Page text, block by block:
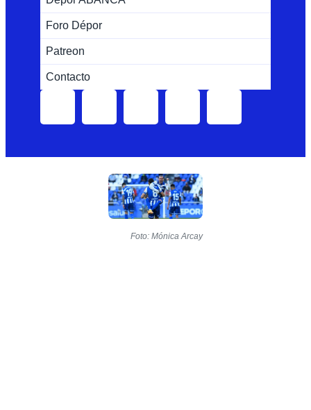
Foro Dépor
Patreon
Contacto
Foto: Mónica Arcay